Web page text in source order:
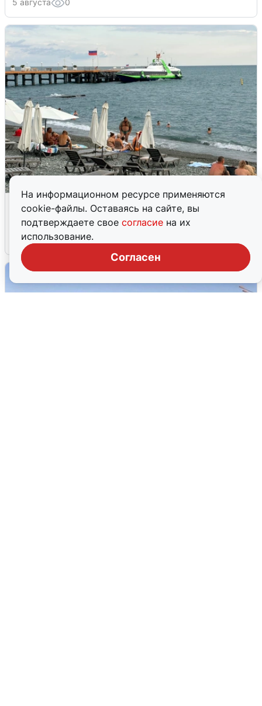
На информационном ресурсе применяются
cookie-файлы. Оставаясь на сайте, вы
подтверждаете свое согласие на их
использование.
Согласен
Жители и туристы Сочи рассказали
об атаке БПЛА 5 августа
5 августа 0